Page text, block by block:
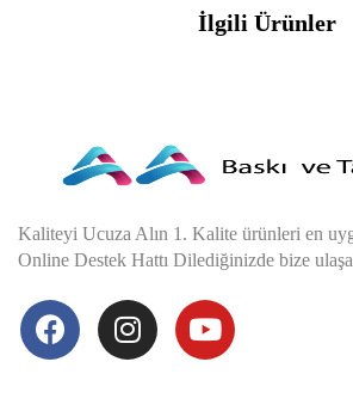
İlgili Ürünler
Kaliteyi Ucuza Alın 1. Kalite ürünleri en
Online Destek Hattı Dilediğinizde bize